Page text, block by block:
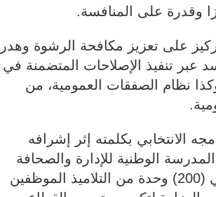
وقدرة على المنافسة.
على تعزيز مكافحة الرشوة وهدر
عبر تنفيذ الإصلاحات المتضمنة في
وكذا نظام الصفقات العمومية، من
الانتخابي بكلمته إثر إشرافه
على حفل تخرج دفعة 2022 من المدرسة الوطنية للإدارة والصحافة
والقضاء، والتي شملت ما يزيد على مائتي (200) وحدة من التلاميذ الموظفين